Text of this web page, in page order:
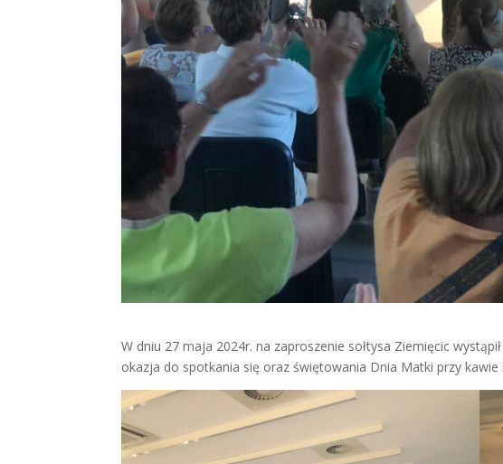
W dniu 27 maja 2024r. na zaproszenie sołtysa Ziemięcic
okazja do spotkania się oraz świętowania Dnia Matki przy kawie